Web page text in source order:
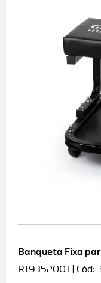
Banqueta Fixa
R19352001 | Cód: